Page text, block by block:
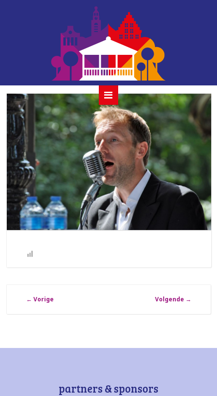
hpc 12-8-18 08
← Vorige Volgende →
partners & sponsors